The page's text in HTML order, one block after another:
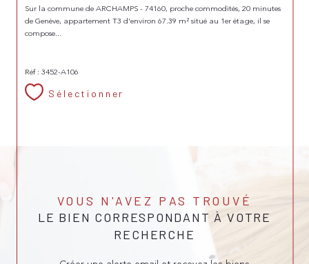
Sur la commune de ARCHAMPS - 74160, proche commodités, 20 minutes
de Genève, appartement T3 d'environ 67.39 m² situé au 1er étage, il se
compose...
Réf : 3452-A106
Sélectionner
VOUS N'AVEZ PAS TROUVÉ
LE BIEN CORRESPONDANT À VOTRE
RECHERCHE